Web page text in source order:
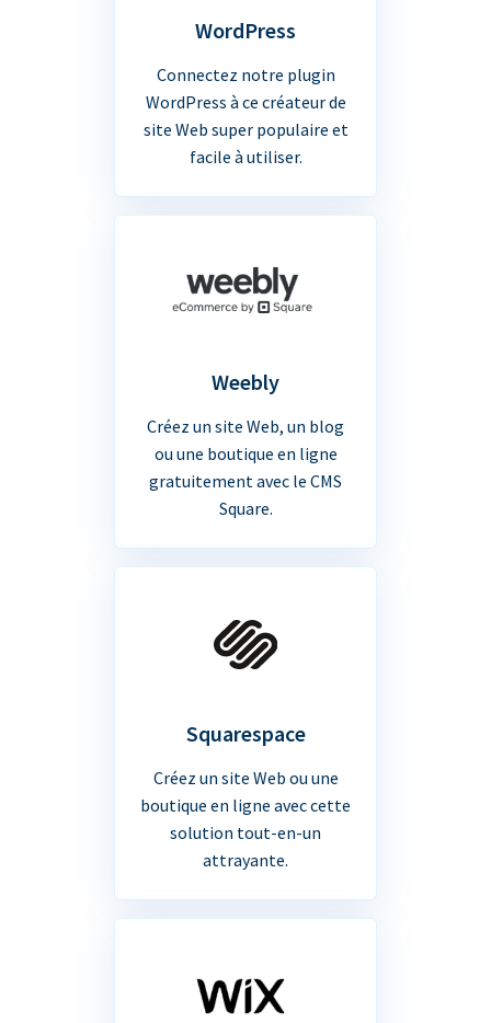
WordPress
Connectez notre plugin
WordPress à ce créateur de
site Web super populaire et
facile à utiliser.
Weebly
Créez un site Web, un blog
ou une boutique en ligne
gratuitement avec le CMS
Square.
Squarespace
Créez un site Web ou une
boutique en ligne avec cette
solution tout-en-un
attrayante.